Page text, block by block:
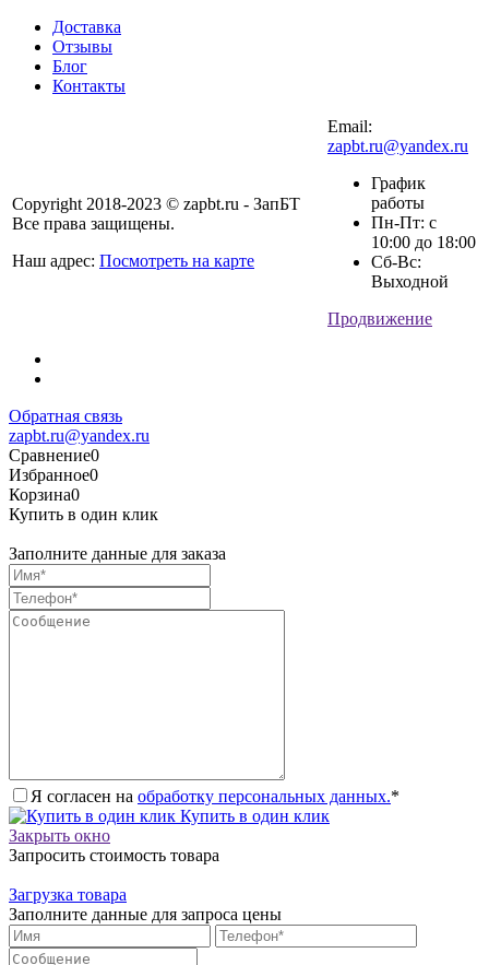
Доставка
Отзывы
Блог
Контакты
Copyright 2018-2023 © zapbt.ru - ЗапБТ
Все права защищены.
Наш адрес: Посмотреть на карте
Email:
zapbt.ru@yandex.ru
График
работы
Пн-Пт: с
10:00 до 18:00
Сб-Вс:
Выходной
Продвижение
Обратная связь
zapbt.ru@yandex.ru
Сравнение0
Избранное0
Корзина0
Купить в один клик
Заполните данные для заказа
Я согласен на обработку персональных данных.*
Купить в один клик
Закрыть окно
Запросить стоимость товара
Загрузка товара
Заполните данные для запроса цены